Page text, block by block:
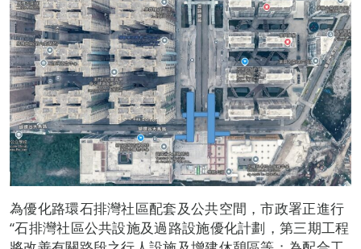
為優化路環石排灣社區配套及公共空間，市政署正進行
“石排灣社區公共設施及過路設施優化計劃，第三期工程